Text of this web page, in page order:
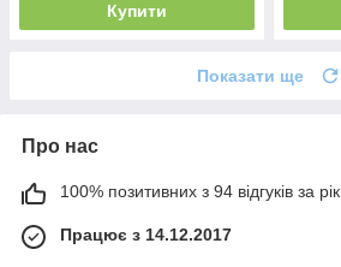
Купити
Показати ще
Про нас
100% позитивних з 94 відгуків за рік
Працює з 14.12.2017